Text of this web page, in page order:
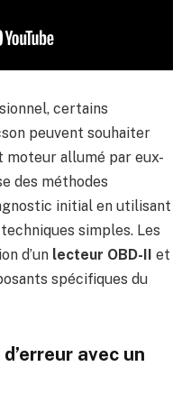
certains
peuvent souhaiter
moteur allumé par eux-
des méthodes
initial en utilisant
simples. Les
d’un lecteur OBD-II
et
spécifiques du
avec un